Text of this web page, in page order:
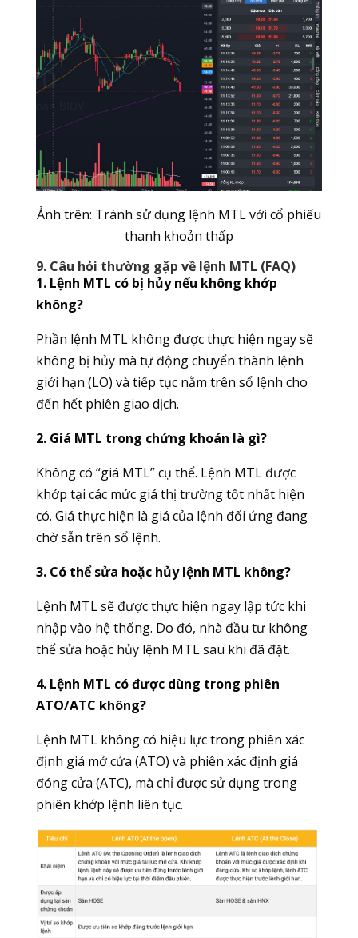
Ảnh trên: Tránh sử dụng lệnh MTL với cổ phiếu
thanh khoản thấp
9. Câu hỏi thường gặp về lệnh MTL (FAQ)
1. Lệnh MTL có bị hủy nếu không khớp
không?
Phần lệnh MTL không được thực hiện ngay sẽ
không bị hủy mà tự động chuyển thành lệnh
giới hạn (LO) và tiếp tục nằm trên sổ lệnh cho
đến hết phiên giao dịch.
2. Giá MTL trong chứng khoán là gì?
Không có “giá MTL” cụ thể. Lệnh MTL được
khớp tại các mức giá thị trường tốt nhất hiện
có. Giá thực hiện là giá của lệnh đối ứng đang
chờ sẵn trên sổ lệnh.
3. Có thể sửa hoặc hủy lệnh MTL không?
Lệnh MTL sẽ được thực hiện ngay lập tức khi
nhập vào hệ thống. Do đó, nhà đầu tư không
thể sửa hoặc hủy lệnh MTL sau khi đã đặt.
4. Lệnh MTL có được dùng trong phiên
ATO/ATC không?
Lệnh MTL không có hiệu lực trong phiên xác
định giá mở cửa (ATO) và phiên xác định giá
đóng cửa (ATC), mà chỉ được sử dụng trong
phiên khớp lệnh liên tục.